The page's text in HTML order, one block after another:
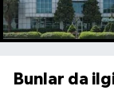
Bunlar da